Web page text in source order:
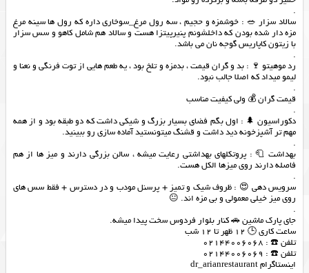
.
سالاد سزار 🥗 : خوشمزه و حجیم ، سه رول مرغ_سوخاری داره که رول ها سینه مرغ
مزه دار شده بودن که داخلشونم پنیرپیتزا هست و سالاد هم شامل کاهو و سس سزار
با زیتون کاپاریس گوجه نان می باشد.
.
رد موهیتو 🍷 : بد و گران قیمت ، بدمزه و تلخ بود ، یه طعم هایی از توت فرنگی و نعنا و
لیمو میداد که اصلا جالب نبود.
.
قیمت گران 💰 ولی کیفیت مناسب
.
دکوراسیون 🌲 : اول بگم فضای بسیار بزرگ و شیکی داشت که دو طبقه بود و از همه
مهم تر آشپزخونه دید داشت و قشنگ میتونستید آماده سازی رو ببینید.
.
بهداشت 🧻 : پروتكلهاي بهداشتي رعايت ميشه ، سالن بزرگی دارند و میز ها از هم
فاصله دارند روی میزها الکل هست.
.
سرویس دهی 😍 : ظروف شیک و تمیز + پرسنل مودب و در دسترس + فقط سس های
روی میز خیلی معمولی و بی مزه اند. 😐
.
جای پارک ماشین 🚗 کنار بلوار فردوس سخت پیدا میشه.
ساعت کاری 🕒 12 ظهر تا 12 شب
تلفن ☎️ : 02144006068
تلفن ☎️ : 02144006069
اینستاگرام dr_arianrestaurant